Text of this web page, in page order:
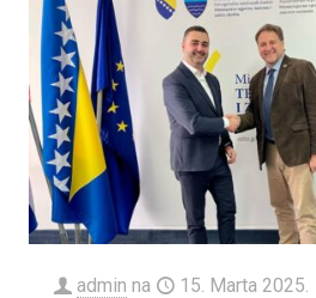
admin na 15. Marta 2025.